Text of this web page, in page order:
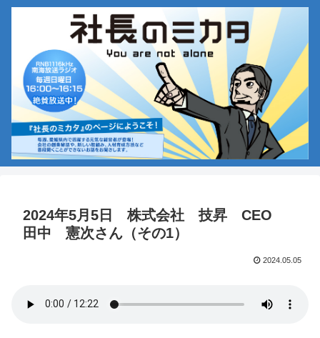
2024年5月5日 株式会社 技昇 CEO
田中 憲次さん（その1）
2024.05.05